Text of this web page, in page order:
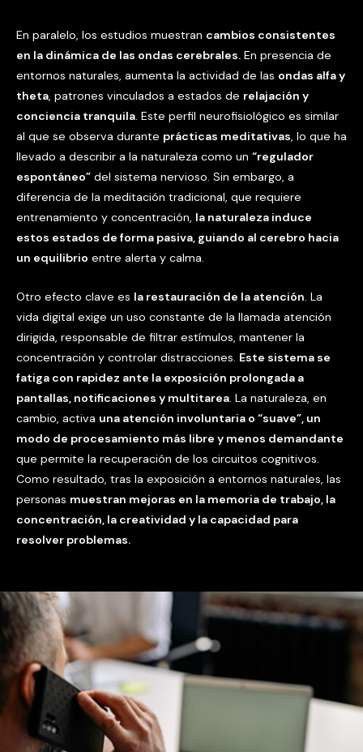
En paralelo, los estudios muestran cambios consistentes
en la dinámica de las ondas cerebrales. En presencia de
entornos naturales, aumenta la actividad de las ondas alfa y
theta, patrones vinculados a estados de relajación y
conciencia tranquila. Este perfil neurofisiológico es similar
al que se observa durante prácticas meditativas, lo que ha
llevado a describir a la naturaleza como un “regulador
espontáneo” del sistema nervioso. Sin embargo, a
diferencia de la meditación tradicional, que requiere
entrenamiento y concentración, la naturaleza induce
estos estados de forma pasiva, guiando al cerebro hacia
un equilibrio entre alerta y calma.
Otro efecto clave es la restauración de la atención. La
vida digital exige un uso constante de la llamada atención
dirigida, responsable de filtrar estímulos, mantener la
concentración y controlar distracciones. Este sistema se
fatiga con rapidez ante la exposición prolongada a
pantallas, notificaciones y multitarea. La naturaleza, en
cambio, activa una atención involuntaria o “suave”, un
modo de procesamiento más libre y menos demandante
que permite la recuperación de los circuitos cognitivos.
Como resultado, tras la exposición a entornos naturales, las
personas muestran mejoras en la memoria de trabajo, la
concentración, la creatividad y la capacidad para
resolver problemas.